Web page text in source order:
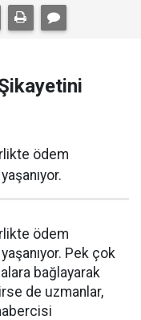
ödem
ödem
Pek çok
bağlayarak
de uzmanlar,